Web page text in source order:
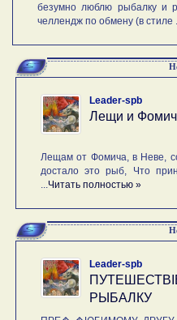
безумно люблю рыбалку и
челлендж по обмену (в стиле ...
Leader-spb
Лещи и
Лещам от Фомича, в Неве,
достало это рыб, Что
Читать полностью »
Leader-spb
РЫБАЛКУ